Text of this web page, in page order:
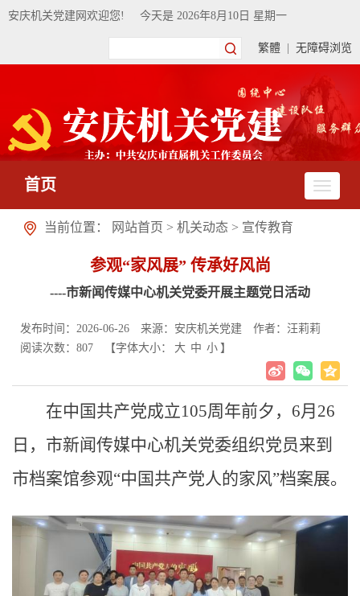
安庆机关党建网欢迎您! 今天是 2026年8月10日 星期一
繁體 无障碍浏览
首页
当前位置： 网站首页 > 机关动态 > 宣传教育
参观“家风展” 传承好风尚
----市新闻传媒中心机关党委开展主题党日活动
发布时间：2026-06-26 来源：安庆机关党建
作者：汪莉莉
阅读次数： 807 【字体大小： 大 中 小 】
在中国共产党成立105周年前夕，6月26
日，市新闻传媒中心机关党委组织党员来到
市档案馆参观“中国共产党人的家风”档案展。